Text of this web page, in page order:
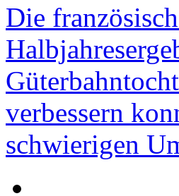
Die
verbessern
schwierigen